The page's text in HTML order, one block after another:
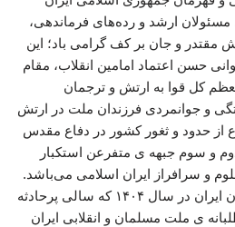
ارشد و رده‌های فرماندهی،
مقتدر و جان بر کف گرامی باد؛ این
حسن اعتماد امامین انقلاب، مقام
کل قوا به ارتش و ترجمان
و جوانمردی فرزندان ملت در ارتش
از حدود و ثغور کشور در دفاع مقدس
و سوم جبهه ی متفرعن استکبار
و سرافراز ایران اسلامی می‌باشد.
بحمدالله تعالی، ارتش قهرمان ایران در سال ۱۴۰۴ که سالی پرحادثه
ی ملت مسلمان و انقلابی ایران